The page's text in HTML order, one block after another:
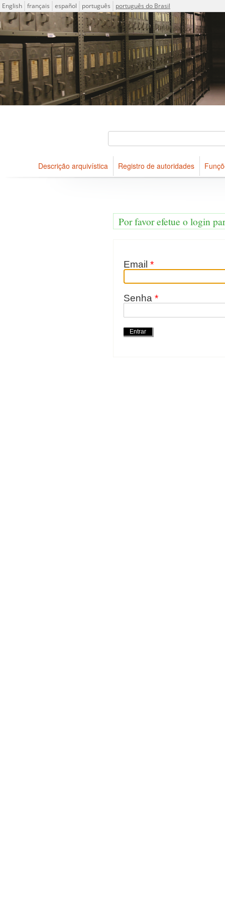
Idioma
English français español português português do Brasil
Descrições arquivísticas do acervo do Arquivo Público do
Projeto ICA-AtoM
Descrição arquivística Registro de autoridades
Por favor efetue o login
Email *
Senha *
Ações